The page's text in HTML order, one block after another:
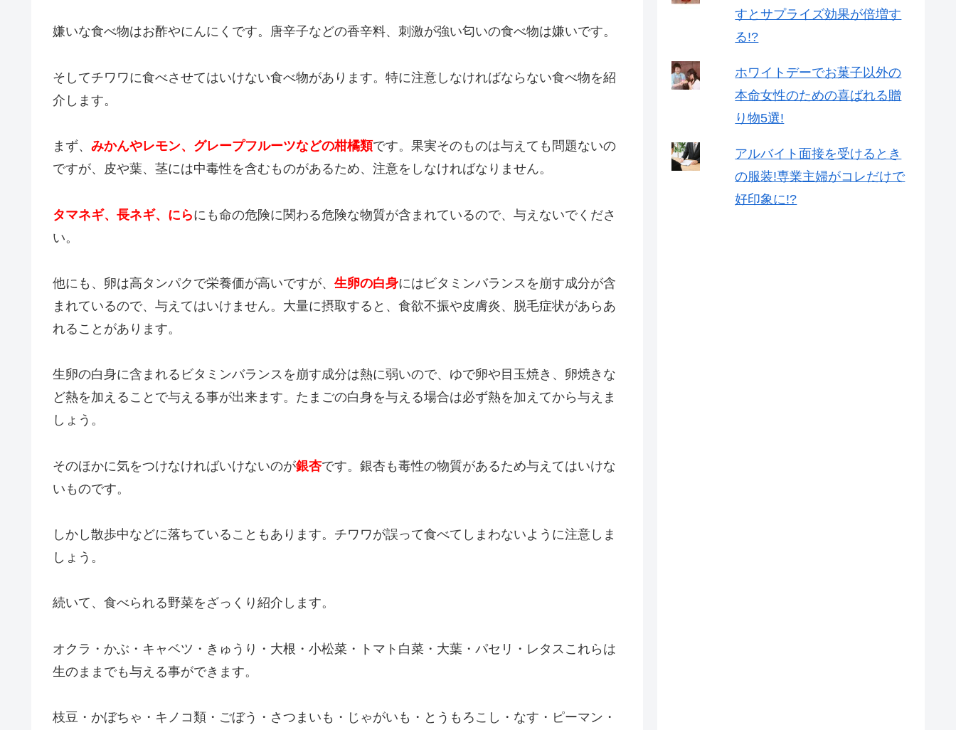
嫌いな食べ物はお酢やにんにくです。唐辛子などの香辛料、刺激が強い匂いの食べ物は嫌いです。
そしてチワワに食べさせてはいけない食べ物があります。特に注意しなければならない食べ物を紹
介します。
まず、 みかんやレモン、グレープフルーツなどの柑橘類です。果実そのものは与えても問題ないの
ですが、皮や葉、茎には中毒性を含むものがあるため、注意をしなければなりません。
タマネギ、長ネギ、にらにも命の危険に関わる危険な物質が含まれているので、与えないでくださ
い。
他にも、卵は高タンパクで栄養価が高いですが、 生卵の白身にはビタミンバランスを崩す成分が含
まれているので、与えてはいけません。大量に摂取すると、食欲不振や皮膚炎、脱毛症状があらあ
れることがあります。
生卵の白身に含まれるビタミンバランスを崩す成分は熱に弱いので、ゆで卵や目玉焼き、卵焼きな
ど熱を加えることで与える事が出来ます。たまごの白身を与える場合は必ず熱を加えてから与えま
しょう。
そのほかに気をつけなければいけないのが銀杏です。銀杏も毒性の物質があるため与えてはいけな
いものです。
しかし散歩中などに落ちていることもあります。チワワが誤って食べてしまわないように注意しま
しょう。
続いて、食べられる野菜をざっくり紹介します。
オクラ・かぶ・キャベツ・きゅうり・大根・小松菜・トマト白菜・大葉・パセリ・レタス これらは
生のままでも与える事ができます。
枝豆・かぼちゃ・キノコ類・ごぼう・さつまいも・じゃがいも・とうもろこし・なす・ピーマン・
すとサプライズ効果が倍増す
る!?
ホワイトデーでお菓子以外の
本命女性のための喜ばれる贈
り物5選!
アルバイト面接を受けるとき
の服装!専業主婦がコレだけで
好印象に!?